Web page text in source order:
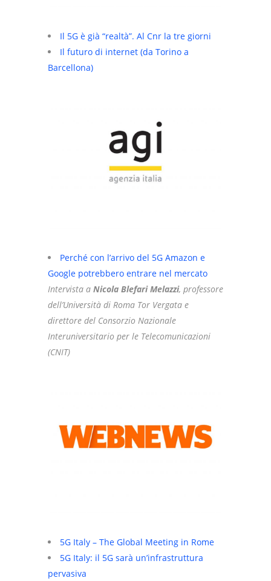
Il 5G è già “realtà”. Al Cnr la tre giorni
Il futuro di internet (da Torino a
Barcellona)
Perché con l’arrivo del 5G Amazon e
Google potrebbero entrare nel mercato
Intervista a Nicola Blefari Melazzi, professore
dell’Università di Roma Tor Vergata e
direttore del Consorzio Nazionale
Interuniversitario per le Telecomunicazioni
(CNIT)
5G Italy – The Global Meeting in Rome
5G Italy: il 5G sarà un’infrastruttura
pervasiva